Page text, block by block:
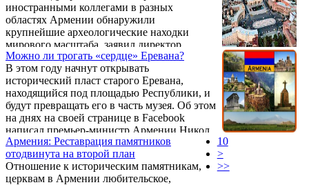
иностранными коллегами в разных
областях Армении обнаружили
крупнейшие археологические находки
мирового масштаба, заявил директор
Института археологии и этнографии
Национальной академии наук Павел
Аветисян. .
Можно ли трогать «сердце» Еревана?
В этом году начнут открывать
исторический пласт старого Еревана,
находящийся под площадью Республики, и
будут превращать его в часть музея. Об этом
на днях на своей странице в Facebook
написал премьер-министр Армении Никол
Пашинян. "Площадь Республики в
результате станет большой
достопримечательностью", - отметил
премьер-министр. .
Армения: Реставрация памятников
отодвинута на второй план
Отношение к историческим памятникам,
церквам в Армении любительское,
10
>
>>